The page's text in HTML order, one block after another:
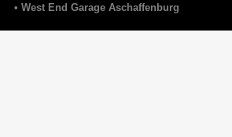
• West End Garage Aschaffenburg
• Elmoko